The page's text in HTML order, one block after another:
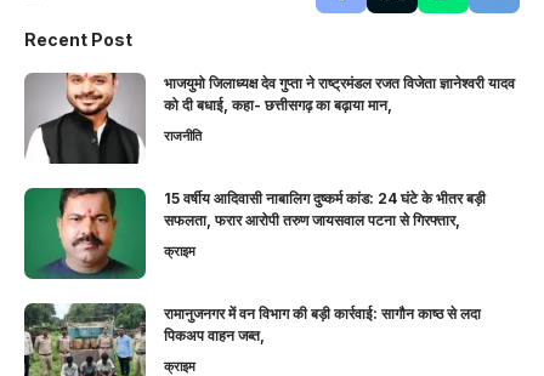
Recent Post
भाजयुमो जिलाध्यक्ष देव गुप्ता ने राष्ट्रमंडल रजत विजेता ज्ञानेश्वरी यादव
को दी बधाई, कहा- छत्तीसगढ़ का बढ़ाया मान,
राजनीति
15 वर्षीय आदिवासी नाबालिग दुष्कर्म कांड: 24 घंटे के भीतर बड़ी
सफलता, फरार आरोपी तरुण जायसवाल पटना से गिरफ्तार,
क्राइम
रामानुजनगर में वन विभाग की बड़ी कार्रवाई: सागौन काष्ठ से लदा
पिकअप वाहन जब्त,
क्राइम